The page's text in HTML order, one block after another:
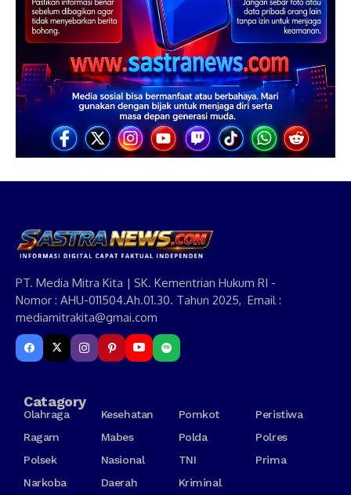
PT. Media Mitra Kita | SK. Kementrian Hukum RI -
Nomor : AHU-011504.Ah.01.30. Tahun 2025, Email :
mediamitrakita@gmai.com
Catagory
Olahraga Kesehatan Pomkot
Peristiwa
Ragam
Mabes Polda
Polres
Polsek
Nasional TNI
Prima
Narkoba
Daerah Kriminal